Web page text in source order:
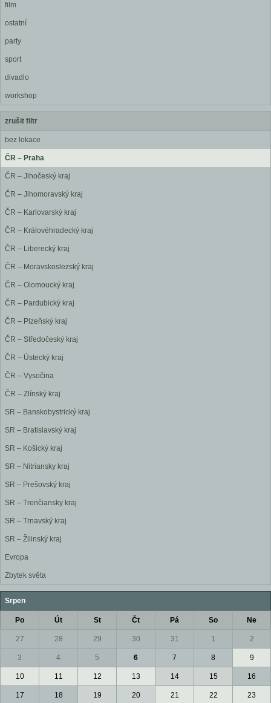
film
ostatní
party
sport
divadlo
workshop
zrušit filtr
bez lokace
ČR – Praha
ČR – Jihočeský kraj
ČR – Jihomoravský kraj
ČR – Karlovarský kraj
ČR – Královéhradecký kraj
ČR – Liberecký kraj
ČR – Moravskoslezský kraj
ČR – Olomoucký kraj
ČR – Pardubický kraj
ČR – Plzeňský kraj
ČR – Středočeský kraj
ČR – Ústecký kraj
ČR – Vysočina
ČR – Zlínský kraj
SR – Banskobystrický kraj
SR – Bratislavský kraj
SR – Košický kraj
SR – Nitriansky kraj
SR – Prešovský kraj
SR – Trenčiansky kraj
SR – Trnavský kraj
SR – Žilinský kraj
Evropa
Zbytek světa
Srpen
Po Út St Čt Pá So Ne
27 28 29 30 31 1 2
3 4 5 6 7 8 9
10 11 12 13 14 15 16
17 18 19 20 21 22 23